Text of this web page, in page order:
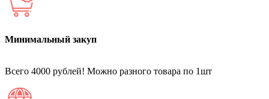
Минимальный закуп
Всего 4000 рублей! Можно разного товара по 1шт